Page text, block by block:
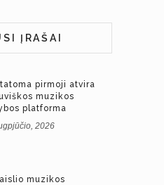
ĮRAŠAI
pirmoji atvira
muzikos
platforma
2026
muzikos